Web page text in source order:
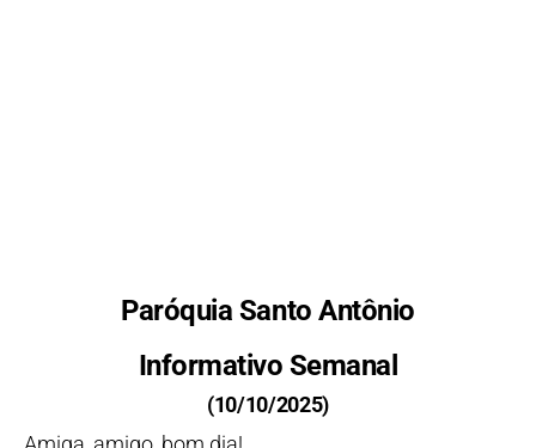
Paróquia Santo Antônio
Informativo Semanal
(10/10/2025)